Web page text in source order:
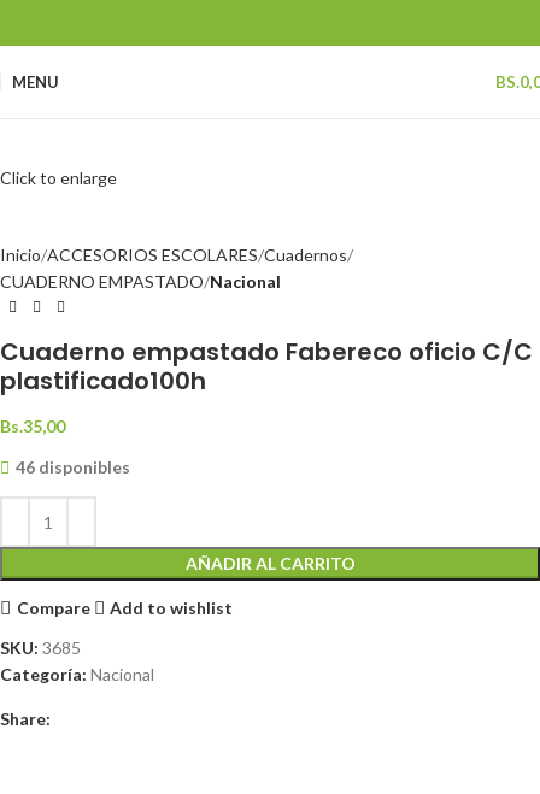
MENU BS.
Click to enlarge
Inicio ACCESORIOS ESCOLARES Cuadernos
CUADERNO EMPASTADO Nacional
Cuaderno empastado Fabereco oficio C/C
plastificado100h
Bs.35,00
46 disponibles
AÑADIR AL CARRITO
Compare
Add to wishlist
SKU: 3685
Categoría: Nacional
Share: